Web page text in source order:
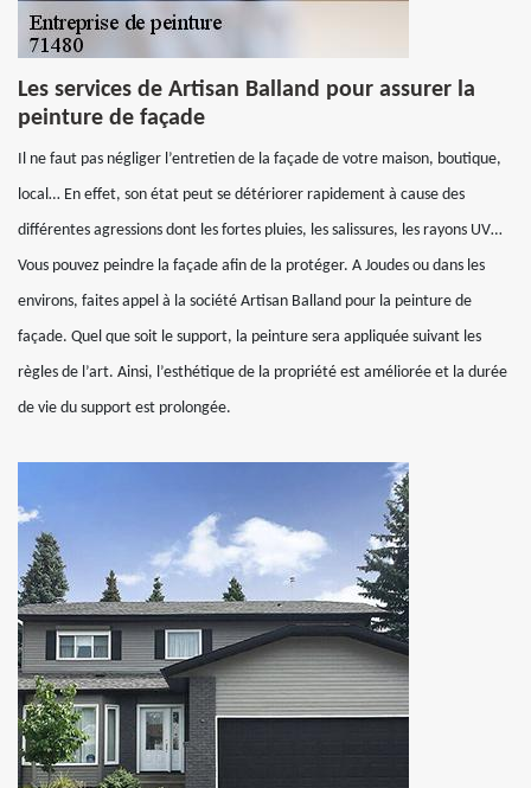
Les services de Artisan Balland pour assurer la
peinture de façade
Il ne faut pas négliger l’entretien de la façade de votre maison, boutique,
local… En effet, son état peut se détériorer rapidement à cause des
différentes agressions dont les fortes pluies, les salissures, les rayons UV…
Vous pouvez peindre la façade afin de la protéger. A Joudes ou dans les
environs, faites appel à la société Artisan Balland pour la peinture de
façade. Quel que soit le support, la peinture sera appliquée suivant les
règles de l’art. Ainsi, l’esthétique de la propriété est améliorée et la durée
de vie du support est prolongée.